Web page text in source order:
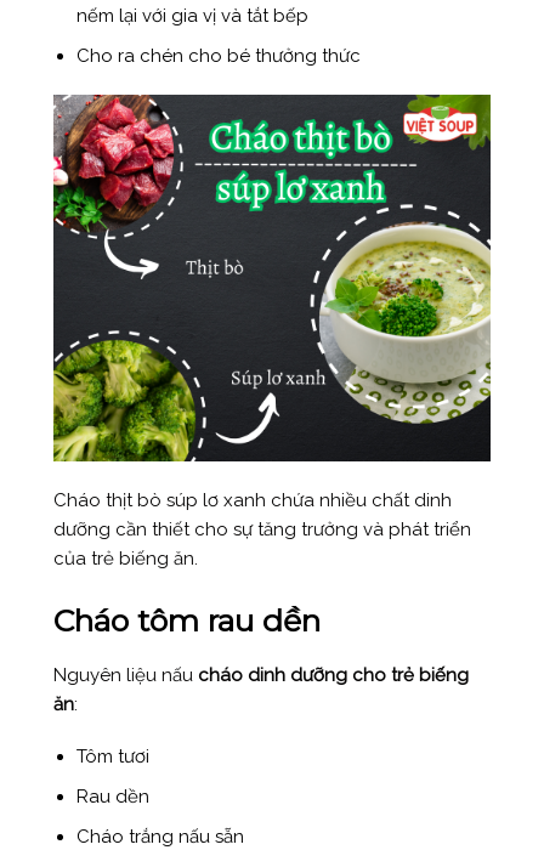
nếm lại với gia vị và tắt bếp
Cho ra chén cho bé thưởng thức
Cháo thịt bò súp lơ xanh chứa nhiều chất dinh
dưỡng cần thiết cho sự tăng trưởng và phát triển
của trẻ biếng ăn.
Cháo tôm rau dền
Nguyên liệu nấu cháo dinh dưỡng cho trẻ biếng
ăn:
Tôm tươi
Rau dền
Cháo trắng nấu sẵn